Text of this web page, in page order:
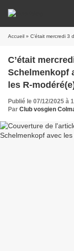
Accueil » C’était mercredi 3
C’était
Schelmenkopf avec les randonneur(euse)s et
les R-
Publié le 07/12/2025 à
Par Club vosgien